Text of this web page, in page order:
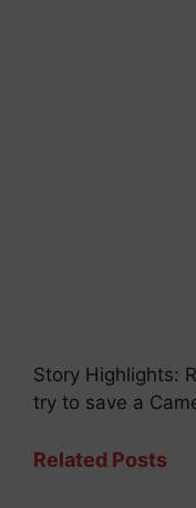
Story Highlights:
try to save a
Related Posts